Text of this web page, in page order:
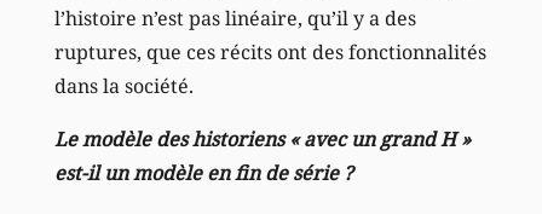
l’histoire n’est pas linéaire, qu’il y a des
ruptures, que ces récits ont des fonctionnalités
dans la société.
Le modèle des historiens « avec un grand H »
est-il un modèle en fin de série ?